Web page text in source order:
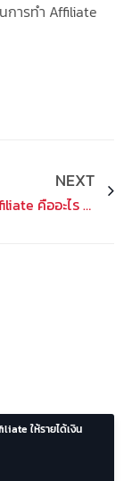
การทำ Affiliate
NEXT
Shopee Affiliate คืออะไร ทำไมถึงเป็นช่องทางทำเงินที่หลายคนสนใจ
ให้รายได้เงิน